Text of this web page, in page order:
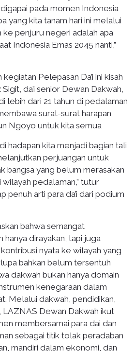
pada momen Indonesia
yang kita tanam hari ini melalui
ke penjuru negeri adalah apa
Indonesia Emas 2045 nanti,”
Pelepasan Da’i ini kisah
da’i senior Dewan Dakwah,
lebih dari 21 tahun di pedalaman
surat-surat harapan
Ngoyo untuk kita semua
hadapan kita menjadi bagian tali
perjuangan untuk
bangsa yang belum merasakan
pedalaman,” tutur
penuh arti para da’i dari podium
bahwa semangat
dirayakan, tapi juga
nyata ke wilayah yang
bahkan belum tersentuh
dakwah bukan hanya domain
kenegaraan dalam
Melalui dakwah, pendidikan,
LAZNAS Dewan Dakwah ikut
membersamai para dai dan
sebagai titik tolak peradaban
mandiri dalam ekonomi, dan